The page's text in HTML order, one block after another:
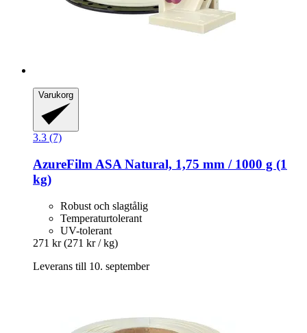
Varukorg
3.3 (7)
AzureFilm ASA Natural, 1,75 mm / 1000 g (1
kg)
Robust och slagtålig
Temperaturtolerant
UV-tolerant
271 kr (271 kr / kg)
Leverans till 10. september